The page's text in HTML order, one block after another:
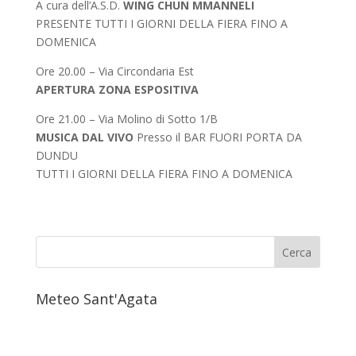
A cura dell’A.S.D. WING CHUN MMANNELI
PRESENTE TUTTI I GIORNI DELLA FIERA FINO A
DOMENICA
Ore 20.00 – Via Circondaria Est
APERTURA ZONA ESPOSITIVA
Ore 21.00 – Via Molino di Sotto 1/B
MUSICA DAL VIVO Presso il BAR FUORI PORTA DA
DUNDU
TUTTI I GIORNI DELLA FIERA FINO A DOMENICA
Meteo Sant'Agata